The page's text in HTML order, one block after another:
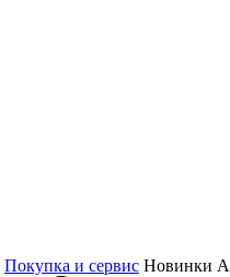
Покупка и сервис Новинки